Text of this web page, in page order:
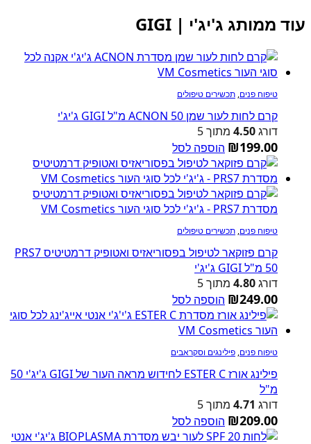
עוד ממותג ג'יג'י | GIGI
טיפוח פנים, תכשירים טיפולים
קרם לחות לעור שמן ACNON 50 מ"ל GIGI ג'יג'י
דורג4.50 מתוך 5
₪199.00 הוספה לסל
טיפוח פנים, תכשירים טיפולים
קרם פזוקאר לטיפול בפסוריאזיס ואטופיק דרמטיטיס PRS7
50 מ"ל GIGI ג'יג'י
דורג4.80 מתוך 5
₪249.00 הוספה לסל
טיפוח פנים, פילינגים וסקראבים
פילינג אורז ESTER C לחידוש מראה העור של GIGI ג'יג'י 50
מ"ל
דורג 4.71 מתוך 5
₪209.00 הוספה לסל